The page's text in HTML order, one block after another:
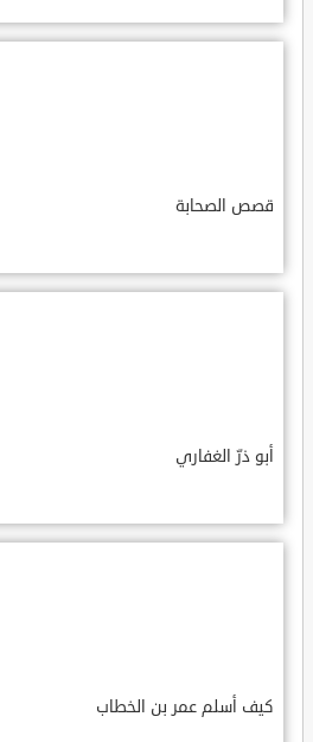
قصص الصحابة
أبو ذرّ الغفاري
كيف أسلم عمر بن الخطاب